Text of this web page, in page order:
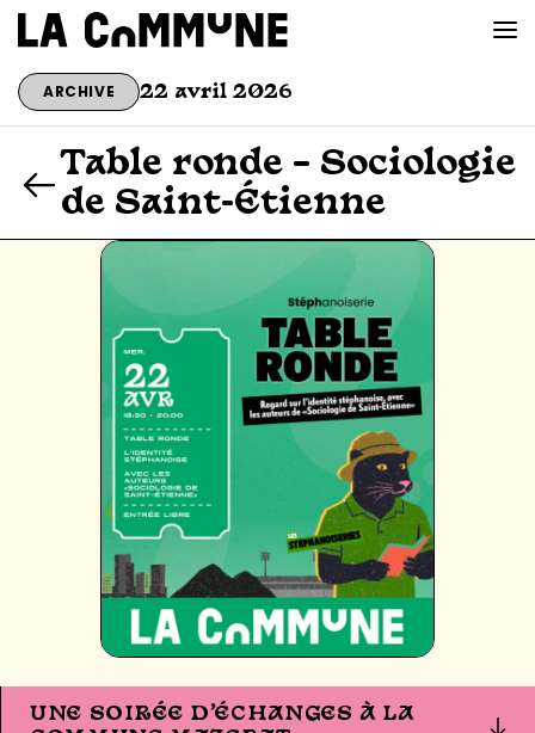
VOIR LA CARTE
CHEFS
PROG’
BAR CONVIVIAL
PRIVATISER
ARCHIVE 22 avril 2026
Table ronde – Sociologie
de Saint-Étienne
UNE SOIRÉE D’ÉCHANGES À LA